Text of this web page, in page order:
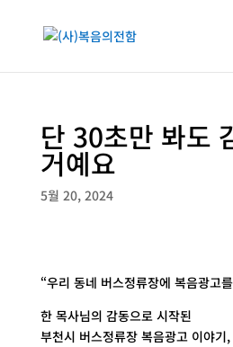
단 30초만 봐도
거예요
5월 20, 2024
“우리 동네 버스정류장에 복음광고
한 목사님의 감동으로 시작된
부천시 버스정류장 복음광고 이야기,